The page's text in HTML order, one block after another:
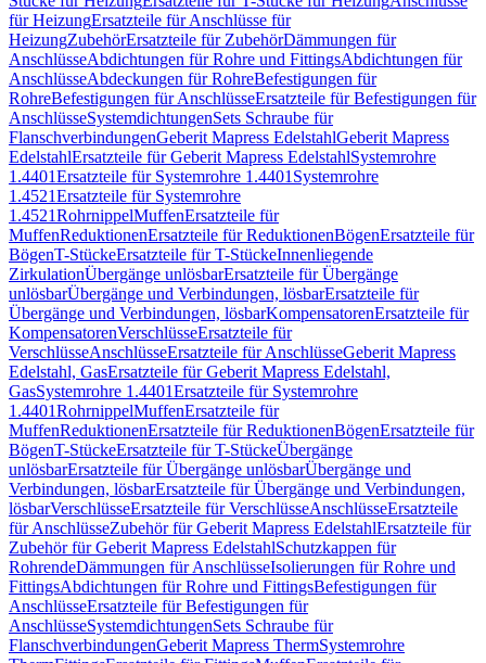
für HeizungErsatzteile für Anschlüsse für
HeizungZubehörErsatzteile für ZubehörDämmungen für
AnschlüsseAbdichtungen für Rohre und FittingsAbdichtungen für
AnschlüsseAbdeckungen für RohreBefestigungen für
RohreBefestigungen für AnschlüsseErsatzteile für Befestigungen für
AnschlüsseSystemdichtungenSets Schraube für
FlanschverbindungenGeberit Mapress EdelstahlGeberit Mapress
EdelstahlErsatzteile für Geberit Mapress EdelstahlSystemrohre
1.4401Ersatzteile für Systemrohre 1.4401 Systemrohre
1.4521Ersatzteile für Systemrohre
1.4521RohrnippelMuffenErsatzteile für
MuffenReduktionenErsatzteile für ReduktionenBögenErsatzteile für
BögenT-StückeErsatzteile für T-StückeInnenliegende
ZirkulationÜbergänge unlösbarErsatzteile für Übergänge
unlösbarÜbergänge und Verbindungen, lösbarErsatzteile für
Übergänge und Verbindungen, lösbarKompensatorenErsatzteile für
KompensatorenVerschlüsseErsatzteile für
VerschlüsseAnschlüsseErsatzteile für AnschlüsseGeberit Mapress
Edelstahl, GasErsatzteile für Geberit Mapress Edelstahl,
GasSystemrohre 1.4401Ersatzteile für Systemrohre
1.4401RohrnippelMuffenErsatzteile für
MuffenReduktionenErsatzteile für ReduktionenBögenErsatzteile für
BögenT-StückeErsatzteile für T-StückeÜbergänge
unlösbarErsatzteile für Übergänge unlösbarÜbergänge und
Verbindungen, lösbarErsatzteile für Übergänge und Verbindungen,
lösbarVerschlüsseErsatzteile für VerschlüsseAnschlüsseErsatzteile
für AnschlüsseZubehör für Geberit Mapress EdelstahlErsatzteile für
Zubehör für Geberit Mapress EdelstahlSchutzkappen für
RohrendeDämmungen für AnschlüsseIsolierungen für Rohre und
FittingsAbdichtungen für Rohre und FittingsBefestigungen für
AnschlüsseErsatzteile für Befestigungen für
AnschlüsseSystemdichtungenSets Schraube für
FlanschverbindungenGeberit Mapress ThermSystemrohre